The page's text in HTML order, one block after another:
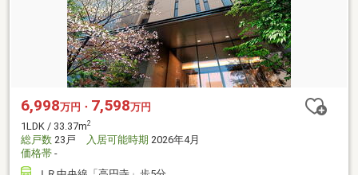
6,998万円・ 7,598万円
1LDK / 33.37m2
総戸数 23戸 入居可能時期 2026年4月
価格帯 -